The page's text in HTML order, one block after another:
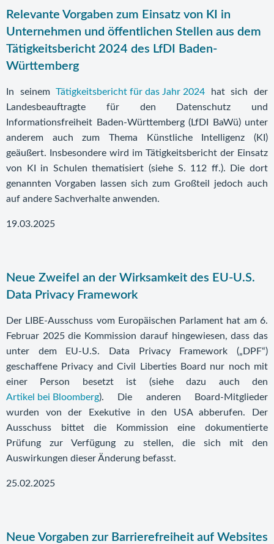
Relevante Vorgaben zum Einsatz von KI in
Unternehmen und öffentlichen Stellen aus dem
Tätigkeitsbericht 2024 des LfDI Baden-
Württemberg
In seinemTätigkeitsbericht für das Jahr 2024 hat sich der
Landesbeauftragte für den Datenschutz und
Informationsfreiheit Baden-Württemberg (LfDI BaWü) unter
anderem auch zum Thema Künstliche Intelligenz (KI)
geäußert. Insbesondere wird im Tätigkeitsbericht der Einsatz
von KI in Schulen thematisiert (siehe S. 112 ff.). Die dort
genannten Vorgaben lassen sich zum Großteil jedoch auch
auf andere Sachverhalte anwenden.
19.03.2025
Neue Zweifel an der Wirksamkeit des EU-U.S.
Data Privacy Framework
Der LIBE-Ausschuss vom Europäischen Parlament hat am 6.
Februar 2025 die Kommission darauf hingewiesen, dass das
unter dem EU-U.S. Data Privacy Framework („DPF“)
geschaffene Privacy and Civil Liberties Board nur noch mit
einer Person besetzt ist (siehe dazu auch den
Artikel bei Bloomberg). Die anderen Board-Mitglieder
wurden von der Exekutive in den USA abberufen. Der
Ausschuss bittet die Kommission eine dokumentierte
Prüfung zur Verfügung zu stellen, die sich mit den
Auswirkungen dieser Änderung befasst.
25.02.2025
Neue Vorgaben zur Barrierefreiheit auf Websites